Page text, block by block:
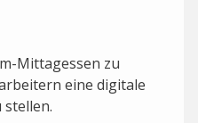
Mittagessen zu
eine digitale